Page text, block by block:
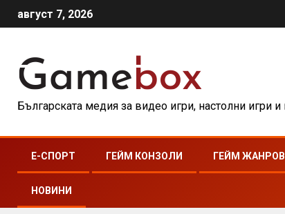
август 7, 2026
Българската медия за видео игри, настолни игри
E-СПОРТ ГЕЙМ КОНЗОЛИ ГЕЙМ
НОВИНИ